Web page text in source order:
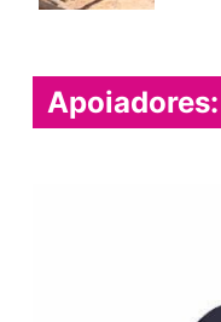
Apoiadores: